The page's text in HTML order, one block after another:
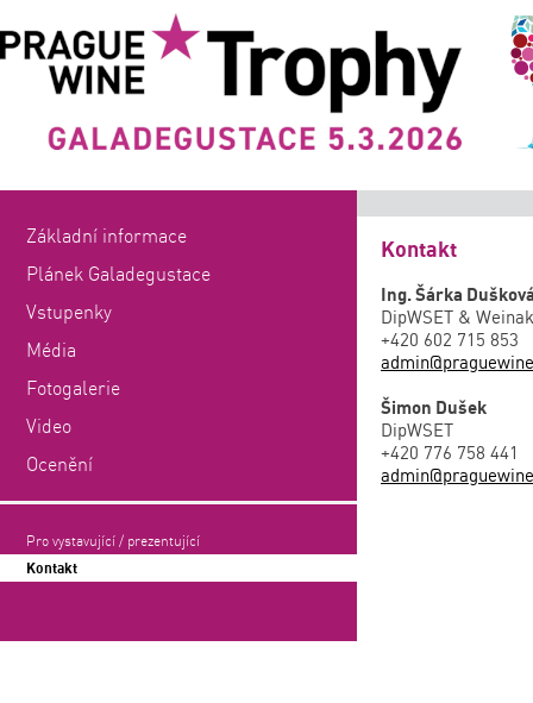
Základní informace
Plánek Galadegustace
Vstupenky
Média
Fotogalerie
Video
Ocenění
Pro vystavující / prezentující
Kontakt
Kontakt
Ing. Šárka
DipWSET &
+420 602 715 853
Šimon Dušek
DipWSET
+420 776 758 441